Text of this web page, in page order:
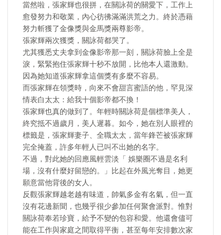
當然啦，張家輝也很拼，在關詠荷的關愛下，工作上
愈發努力和敬業，內心彷彿滿滿洪荒之力。終於憑藉
努力斬獲了金像獎與金馬獎兩尊影帝。
張家輝兩次獲獎，關詠荷都哭了。
尤其獲悉丈夫拿到金像影帝那一刻，關詠荷臉上全是
淚，緊緊抱住張家輝十秒不放開，比他本人還激動。
因為她知道張家輝拿這個獎有多麼不容易。
而張家輝在領獎時，向來不會甜言蜜語的他，罕見深
情表白太太：給我十個影帝都不換！
張家輝也真的做到了。年輕時關詠荷是個標準美人，
終究抵不過歲月，美人遲暮。如今，她在別人眼裡的
標籤是，張家輝妻子、全職太太，當年鋒芒被張家輝
完全掩蓋，許多年輕人已叫不出她的名字。
不過，對此她的回應風輕雲淡「 娛樂圈不過是名利
場，沒有什麼好留戀的。」比起在外風光奪目，她更
願意當他背後的女人。
反觀張家輝越老越有味道，帥氣多金有名氣，但一直
沒有花邊新聞，也幾乎很少參加任何聚會派對。惟對
關詠荷奉若珍寶，給予不變的包容和愛。他還會儘可
能在工作與家庭之間取得平衡，甚至每年安排數次家